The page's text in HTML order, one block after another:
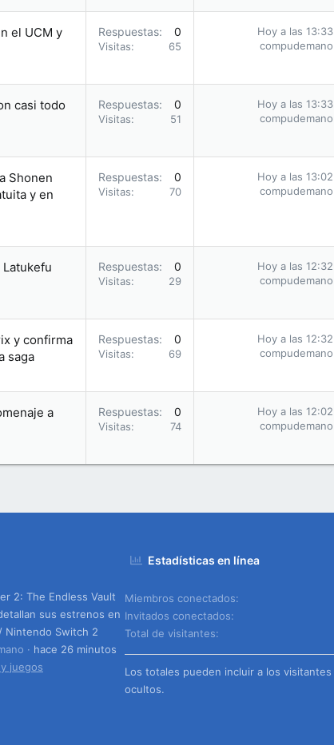
el UCM y
Respuestas 0
Visitas 65
Hoy a las 13:33
compudemano
casi todo
Respuestas 0
Visitas 51
Hoy a las 13:33
compudemano
Shonen
y en
Respuestas 0
Visitas 70
Hoy a las 13:02
compudemano
Respuestas 0
Visitas 29
Hoy a las 12:32
compudemano
y confirma
saga
Respuestas 0
Visitas 69
Hoy a las 12:32
compudemano
a
Respuestas 0
Visitas 74
Hoy a las 12:02
compudemano
2: The Endless Vault
sus estrenos en
Nintendo Switch 2
hace 26 minutos
juegos
Estadísticas en línea
Miembros conectados
Invitados conectados
Total de visitantes
Los totales pueden incluir a los visitantes
ocultos.